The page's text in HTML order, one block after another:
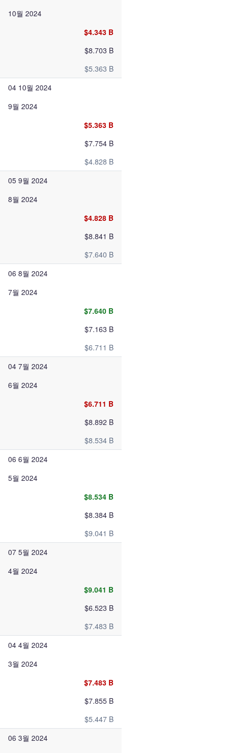
10월 2024
$4.343 B
$8.703 B
$5.363 B
04 10월 2024
9월 2024
$5.363 B
$7.754 B
$4.828 B
05 9월 2024
8월 2024
$4.828 B
$8.841 B
$7.640 B
06 8월 2024
7월 2024
$7.640 B
$7.163 B
$6.711 B
04 7월 2024
6월 2024
$6.711 B
$8.892 B
$8.534 B
06 6월 2024
5월 2024
$8.534 B
$8.384 B
$9.041 B
07 5월 2024
4월 2024
$9.041 B
$6.523 B
$7.483 B
04 4월 2024
3월 2024
$7.483 B
$7.855 B
$5.447 B
06 3월 2024